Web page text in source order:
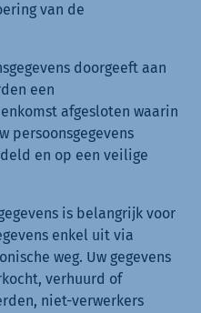
van de
doorgeeft aan
een
afgesloten waarin
persoonsgegevens
en op een veilige
is belangrijk voor
enkel uit via
weg. Uw gegevens
verhuurd of
niet-verwerkers